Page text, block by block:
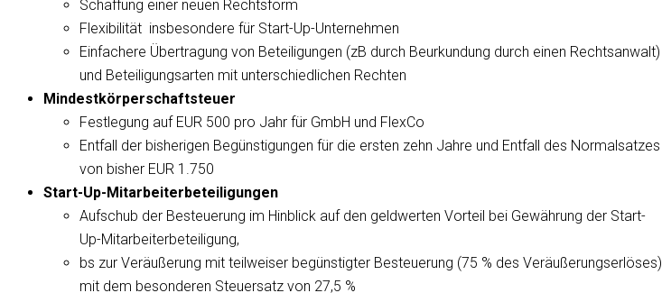
Schaffung einer neuen Rechtsform
Flexibilität insbesondere für Start-Up-Unternehmen
Einfachere Übertragung von Beteiligungen (zB durch Beurkundung durch einen Rechtsanwalt)
und Beteiligungsarten mit unterschiedlichen Rechten
Mindestkörperschaftsteuer
Festlegung auf EUR 500 pro Jahr für GmbH und FlexCo
Entfall der bisherigen Begünstigungen für die ersten zehn Jahre und Entfall des Normalsatzes
von bisher EUR 1.750
Start-Up-Mitarbeiterbeteiligungen
Aufschub der Besteuerung im Hinblick auf den geldwerten Vorteil bei Gewährung der Start-
Up-Mitarbeiterbeteiligung,
bs zur Veräußerung mit teilweiser begünstigter Besteuerung (75 % des Veräußerungserlöses)
mit dem besonderen Steuersatz von 27,5 %